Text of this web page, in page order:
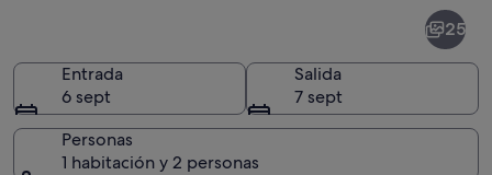
25
Entrada
6 sept
Salida
7 sept
Personas
1 habitación y 2 personas